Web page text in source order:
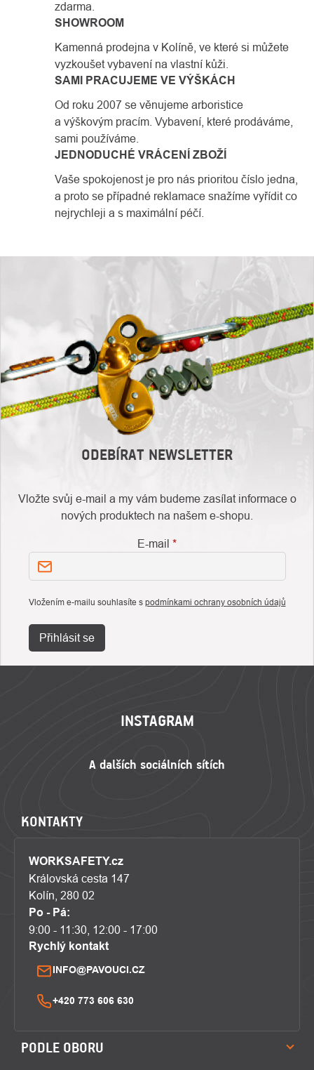
zdarma.
SHOWROOM
Kamenná prodejna v Kolíně, ve které si můžete
vyzkoušet vybavení na vlastní kůži.
SAMI PRACUJEME VE VÝŠKÁCH
Od roku 2007 se věnujeme arboristice
a výškovým pracím. Vybavení, které prodáváme,
sami používáme.
JEDNODUCHÉ VRÁCENÍ ZBOŽÍ
Vaše spokojenost je pro nás prioritou číslo jedna,
a proto se případné reklamace snažíme vyřídit co
nejrychleji a s maximální péčí.
ODEBÍRAT NEWSLETTER
Vložte svůj e-mail a my vám budeme zasílat informace o
nových produktech na našem e-shopu.
E-mail
Vložením e-mailu souhlasíte s podmínkami ochrany osobních údajů
Přihlásit se
INSTAGRAM
KONTAKTY
WORKSAFETY.cz
Královská cesta 147
Kolín, 280 02
Po - Pá:
9:00 - 11:30, 12:00 - 17:00
Rychlý kontakt
INFO@PAVOUCI.CZ
+420 773 606 630
PODLE OBORU